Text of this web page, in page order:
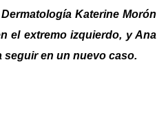
Katerine Morón
el extremo izquierdo, y Ana
seguir en un nuevo caso.